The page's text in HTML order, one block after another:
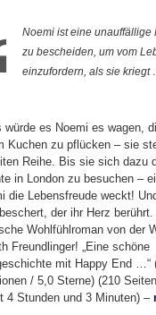
Noemi ist eine unauffällige
zu bescheiden, um vom
einzufordern, als sie kriegt
würde es Noemi es wagen,
Kuchen zu pflücken – sie
Reihe. Bis sie sich dazu
in London zu besuchen –
die Lebensfreude weckt!
der ihr Herz
Wohlfühlroman von der
Freundlinger! „Eine schöne
mit Happy End …“
/ 5,0 Sterne) (210
4 Stunden und 3 Minuten) –